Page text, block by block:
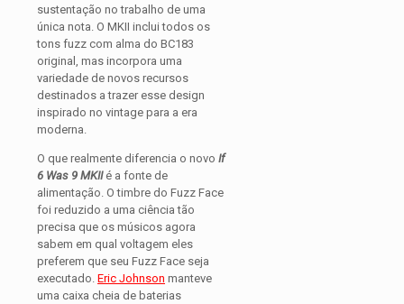
sustentação no trabalho de uma
única nota. O MKII inclui todos os
tons fuzz com alma do BC183
original, mas incorpora uma
variedade de novos recursos
destinados a trazer esse design
inspirado no vintage para a era
moderna.
O que realmente diferencia o novo If
6 Was 9 MKIIé a fonte de
alimentação. O timbre do Fuzz Face
foi reduzido a uma ciência tão
precisa que os músicos agora
sabem em qual voltagem eles
preferem que seu Fuzz Face seja
executado. Eric Johnson manteve
uma caixa cheia de baterias